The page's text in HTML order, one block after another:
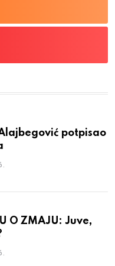
potpisao
O ZMAJU: Juve,